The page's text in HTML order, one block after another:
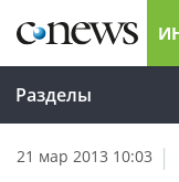
Разделы
21 мар 2013 10:03 |